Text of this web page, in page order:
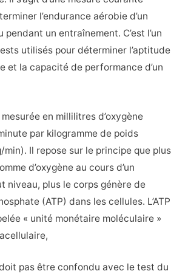
l’endurance aérobie d’un
un entraînement. C’est l’un
utilisés pour déterminer l’aptitude
et la capacité de performance d’un
en millilitres d’oxygène
par kilogramme de poids
Il repose sur le principe que plus
d’oxygène au cours d’un
niveau, plus le corps génère de
(ATP) dans les cellules. L’ATP
« unité monétaire moléculaire »
pas être confondu avec le test du